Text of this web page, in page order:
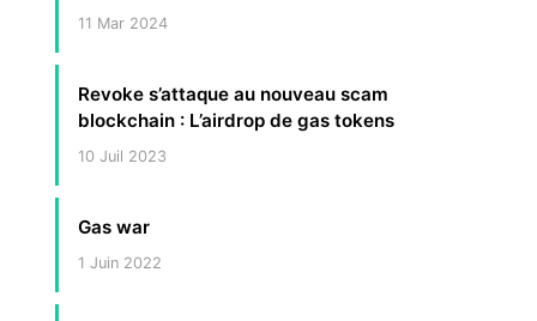
11 Mar 2024
Revoke s’attaque au nouveau scam
blockchain : L’airdrop de gas tokens
10 Juil 2023
Gas war
1 Juin 2022